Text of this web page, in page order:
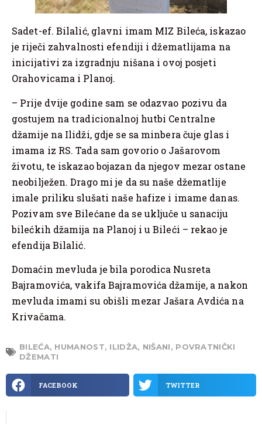
Sadet-ef. Bilalić, glavni imam MIZ Bileća, iskazao
je riječi zahvalnosti efendiji i džematlijama na
inicijativi za izgradnju nišana i ovoj posjeti
Orahovicama i Planoj.
– Prije dvije godine sam se odazvao pozivu da
gostujem na tradicionalnoj hutbi Centralne
džamije na Ilidži, gdje se sa minbera čuje glas i
imama iz RS. Tada sam govorio o Jašarovom
životu, te iskazao bojazan da njegov mezar ostane
neobilježen. Drago mi je da su naše džematlije
imale priliku slušati naše hafize i imame danas.
Pozivam sve Bilećane da se uključe u sanaciju
bilećkih džamija na Planoj i u Bileći – rekao je
efendija Bilalić.
Domaćin mevluda je bila porodica Nusreta
Bajramovića, vakifa Bajramovića džamije, a nakon
mevluda imami su obišli mezar Jašara Avdića na
Krivačama.
BILEĆA, HUMANOST, ILIDŽA, NIŠANI, POVRATNIČKI
DŽEMATI
FACEBOOK TWITTER